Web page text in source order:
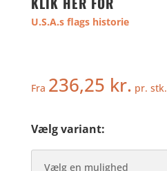
U.S.A.s flags historie
Fra 236,25 kr. pr. stk.
Vælg variant: